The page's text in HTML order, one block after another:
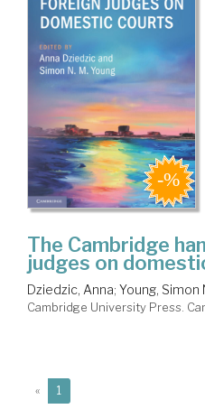
The Cambridge
judges on
Dziedzic, Anna; Young, Simon
Cambridge University Press.
« 1